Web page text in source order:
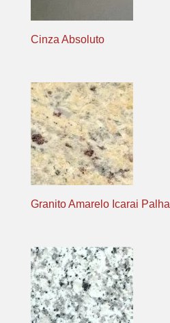
Cinza Absoluto
Granito Amarelo Icarai Palha